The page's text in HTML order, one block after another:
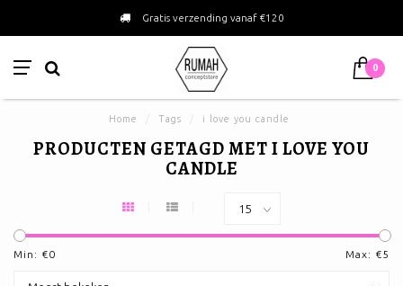
Gratis verzending vanaf €120
0
Home Tags i love you candle
PRODUCTEN GETAGD MET I LOVE YOU
CANDLE
Min: €0 Max: €5